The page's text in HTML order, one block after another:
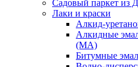
Садовый паркет из
Лаки и краски
Алкид-
Алкидные
(МА)
Битумные